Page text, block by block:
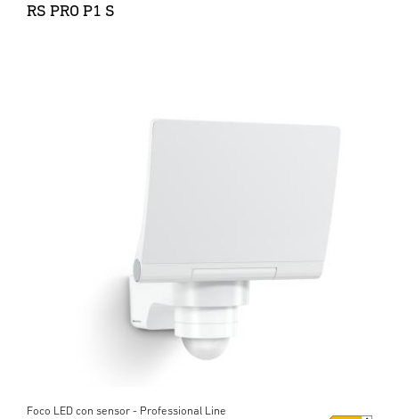
RS PRO P1 S
Foco LED con sensor - Professional Line